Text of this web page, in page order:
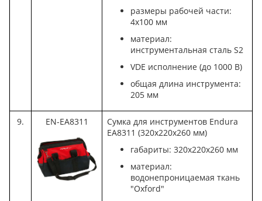
размеры рабочей части:
4х100 мм
материал:
инструментальная сталь S2
VDE исполнение (до 1000 В)
общая длина инструмента:
205 мм
9. EN-EA8311
Сумка для инструментов Endura
EA8311 (320x220x260 мм)
габариты: 320x220x260 мм
материал:
водонепроницаемая ткань
"Oxford"